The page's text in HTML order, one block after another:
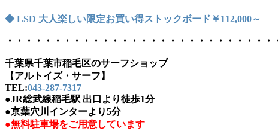
◆ LSD 大人楽しい限定お買い得ストックボード￥112,000～
・・・・・・・・・・・・・・・・・・・・・・・・・・・・
千葉県千葉市稲毛区のサーフショップ
【アルトイズ・サーフ】
TEL:043-287-7317
●JR総武線稲毛駅 出口より徒歩1分
●京葉穴川インターより5分
●無料駐車場をご用意しています